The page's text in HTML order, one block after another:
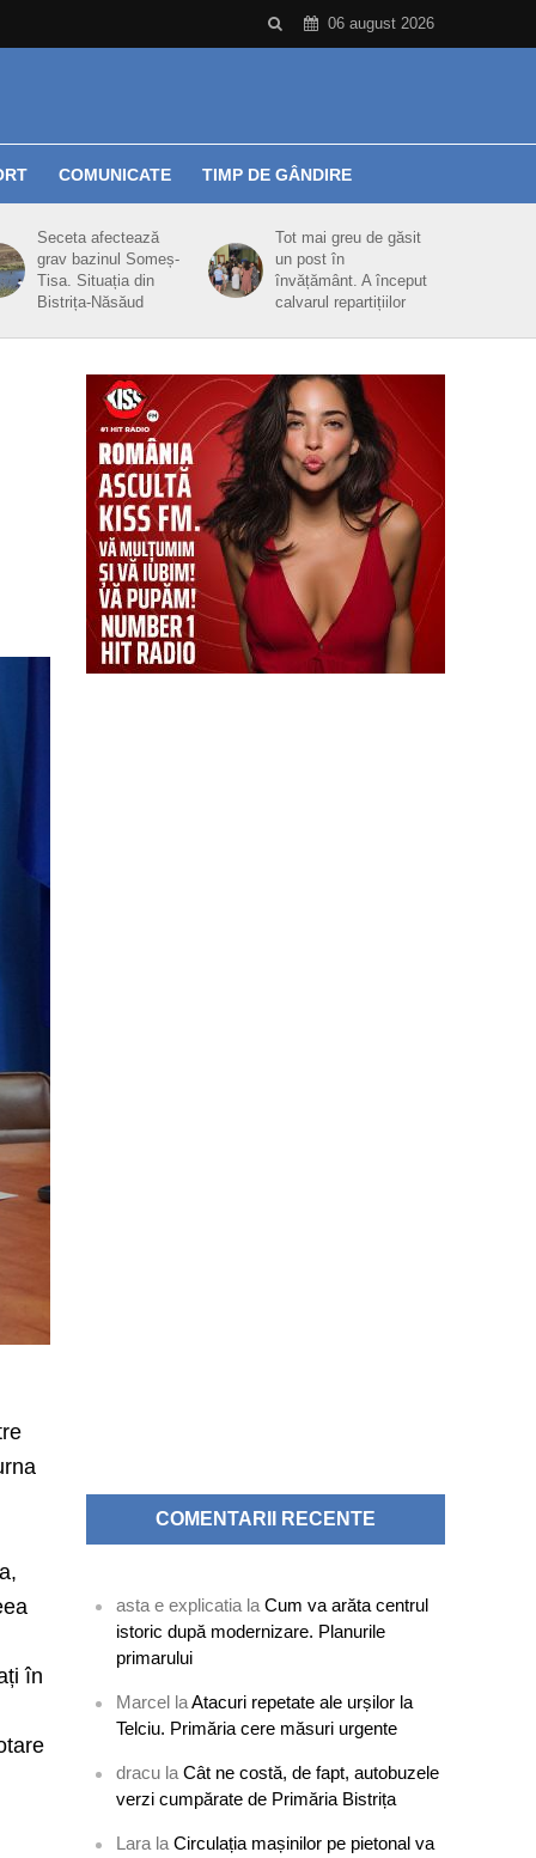
06 august 2026
COMUNICATE TIMP DE GÂNDIRE
Seceta afectează
grav bazinul Someș-
Tisa. Situația din
Bistrița-Năsăud
Tot mai greu de găsit
un post în
învățământ. A început
calvarul repartițiilor
în
COMENTARII RECENTE
asta e explicatia laCum va arăta centrul
istoric după modernizare. Planurile
primarului
Marcel laAtacuri repetate ale urșilor la
Telciu. Primăria cere măsuri urgente
dracu laCât ne costă, de fapt, autobuzele
verzi cumpărate de Primăria Bistrița
Lara laCirculația mașinilor pe pietonal va